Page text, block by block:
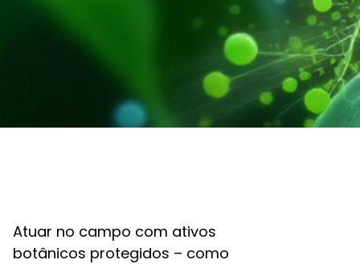
Atuar no campo com ativos
botânicos protegidos – como